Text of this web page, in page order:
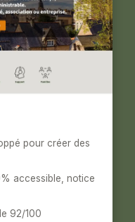
pour créer des
accessible, notice
92/100